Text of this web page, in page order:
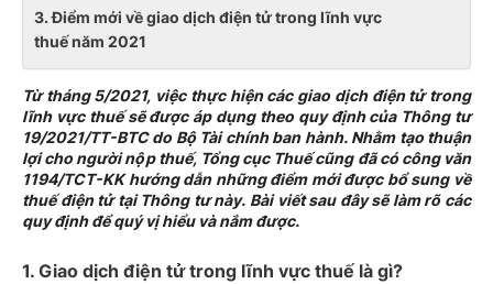
3. Điểm mới về giao dịch điện tử trong lĩnh vực
thuế năm 2021
Từ tháng 5/2021, việc thực hiện các giao dịch điện tử trong
lĩnh vực thuế sẽ được áp dụng theo quy định của Thông tư
19/2021/TT-BTC do Bộ Tài chính ban hành. Nhằm tạo thuận
lợi cho người nộp thuế, Tổng cục Thuế cũng đã có công văn
1194/TCT-KK hướng dẫn những điểm mới được bổ sung về
thuế điện tử tại Thông tư này. Bài viết sau đây sẽ làm rõ các
quy định để quý vị hiểu và nắm được.
1. Giao dịch điện tử trong lĩnh vực thuế là gì?